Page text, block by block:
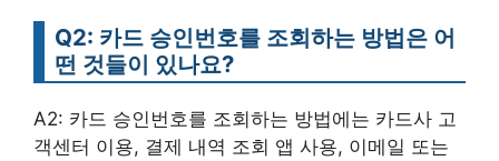
Q2: 카드 승인번호를 조회하는 방법은 어
떤 것들이 있나요?
A2: 카드 승인번호를 조회하는 방법에는 카드사 고
객센터 이용, 결제 내역 조회 앱 사용, 이메일 또는